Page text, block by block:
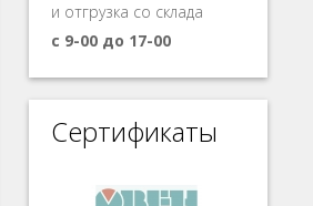
и отгрузка со склада
с 9-00 до 17-00
Сертификаты